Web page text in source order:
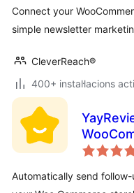
Connect your
simple newsletter
CleverReach®
400+ instal·lacions
Automatically send